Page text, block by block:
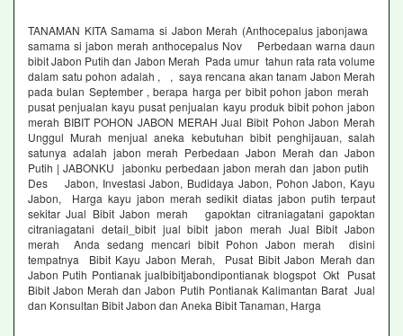
TANAMAN KITA Samama si Jabon Merah (Anthocepalus jabonjawa
samama si jabon merah anthocepalus Nov Perbedaan warna daun
bibit Jabon Putih dan Jabon Merah Pada umur tahun rata rata volume
dalam satu pohon adalah , , saya rencana akan tanam Jabon Merah
pada bulan September , berapa harga per bibit pohon jabon merah
pusat penjualan kayu pusat penjualan kayu produk bibit pohon jabon
merah BIBIT POHON JABON MERAH Jual Bibit Pohon Jabon Merah
Unggul Murah menjual aneka kebutuhan bibit penghijauan, salah
satunya adalah jabon merah Perbedaan Jabon Merah dan Jabon
Putih | JABONKU jabonku perbedaan jabon merah dan jabon putih
Des Jabon, Investasi Jabon, Budidaya Jabon, Pohon Jabon, Kayu
Jabon, Harga kayu jabon merah sedikit diatas jabon putih terpaut
sekitar Jual Bibit Jabon merah gapoktan citraniagatani gapoktan
citraniagatani detail_bibit jual bibit jabon merah Jual Bibit Jabon
merah Anda sedang mencari bibit Pohon Jabon merah disini
tempatnya Bibit Kayu Jabon Merah, Pusat Bibit Jabon Merah dan
Jabon Putih Pontianak jualbibitjabondipontianak blogspot Okt Pusat
Bibit Jabon Merah dan Jabon Putih Pontianak Kalimantan Barat Jual
dan Konsultan Bibit Jabon dan Aneka Bibit Tanaman, Harga